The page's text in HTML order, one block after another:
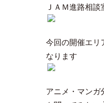
ＪＡＭ進路相
今回の開催エリ
なります
アニメ・マンガ